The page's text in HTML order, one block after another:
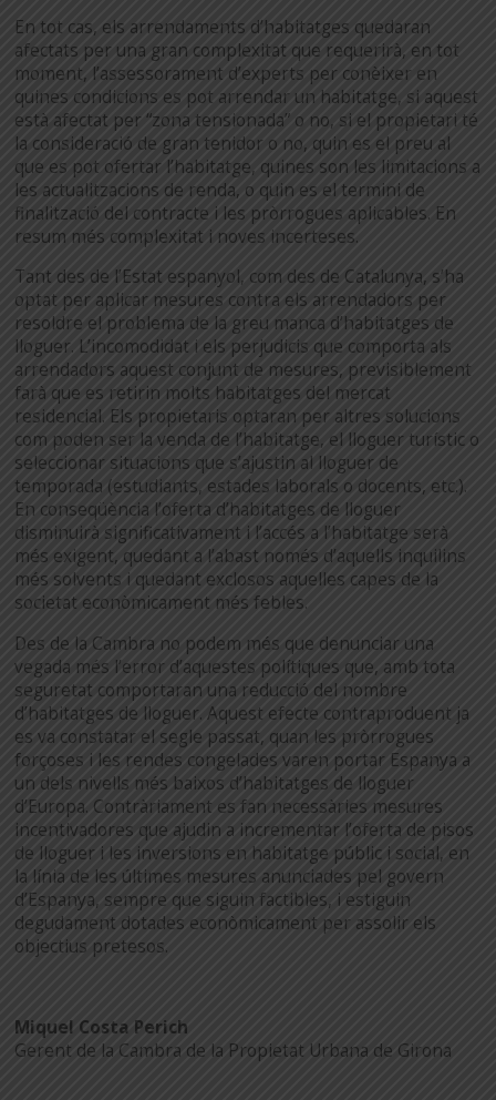
En tot cas, els arrendaments d’habitatges quedaran
afectats per una gran complexitat que requerirà, en tot
moment, l’assessorament d’experts per conèixer en
quines condicions es pot arrendar un habitatge, si aquest
està afectat per “zona tensionada” o no, si el propietari té
la consideració de gran tenidor o no, quin es el preu al
que es pot ofertar l’habitatge, quines son les limitacions a
les actualitzacions de renda, o quin es el termini de
finalització del contracte i les pròrrogues aplicables. En
resum més complexitat i noves incerteses.
Tant des de l’Estat espanyol, com des de Catalunya, s’ha
optat per aplicar mesures contra els arrendadors per
resoldre el problema de la greu manca d’habitatges de
lloguer. L’incomodidat i els perjudicis que comporta als
arrendadors aquest conjunt de mesures, previsiblement
farà que es retirin molts habitatges del mercat
residencial. Els propietaris optaran per altres solucions
com poden ser la venda de l’habitatge, el lloguer turístic o
seleccionar situacions que s’ajustin al lloguer de
temporada (estudiants, estades laborals o docents, etc.).
En conseqüència l’oferta d’habitatges de lloguer
disminuirà significativament i l’accés a l’habitatge serà
més exigent, quedant a l’abast només d’aquells inquilins
més solvents i quedant exclosos aquelles capes de la
societat econòmicament més febles.
Des de la Cambra no podem més que denunciar una
vegada més l’error d’aquestes polítiques que, amb tota
seguretat comportaran una reducció del nombre
d’habitatges de lloguer. Aquest efecte contraproduent ja
es va constatar el segle passat, quan les pròrrogues
forçoses i les rendes congelades varen portar Espanya a
un dels nivells més baixos d’habitatges de lloguer
d’Europa. Contràriament es fan necessàries mesures
incentivadores que ajudin a incrementar l’oferta de pisos
de lloguer i les inversions en habitatge públic i social, en
la línia de les últimes mesures anunciades pel govern
d’Espanya, sempre que siguin factibles, i estiguin
degudament dotades econòmicament per assolir els
objectius pretesos.
Miquel Costa Perich
Gerent de la Cambra de la Propietat Urbana de Girona